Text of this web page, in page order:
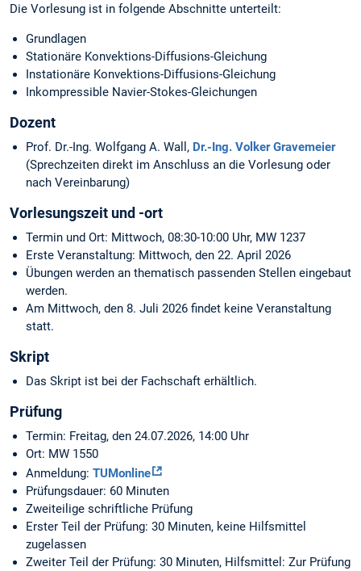
Die Vorlesung ist in folgende Abschnitte unterteilt:
Grundlagen
Stationäre Konvektions-Diffusions-Gleichung
Instationäre Konvektions-Diffusions-Gleichung
Inkompressible Navier-Stokes-Gleichungen
Dozent
Prof. Dr.-Ing. Wolfgang A. Wall, Dr.-Ing. Volker Gravemeier
(Sprechzeiten direkt im Anschluss an die Vorlesung oder
nach Vereinbarung)
Vorlesungszeit und -ort
Termin und Ort: Mittwoch, 08:30-10:00 Uhr, MW 1237
Erste Veranstaltung: Mittwoch, den 22. April 2026
Übungen werden an thematisch passenden Stellen eingebaut
werden.
Am Mittwoch, den 8. Juli 2026 findet keine Veranstaltung
statt.
Skript
Das Skript ist bei der Fachschaft erhältlich.
Prüfung
Termin: Freitag, den 24.07.2026, 14:00 Uhr
Ort: MW 1550
Anmeldung: TUMonline
Prüfungsdauer: 60 Minuten
Zweiteilige schriftliche Prüfung
Erster Teil der Prüfung: 30 Minuten, keine Hilfsmittel
zugelassen
Zweiter Teil der Prüfung: 30 Minuten, Hilfsmittel: Zur Prüfung